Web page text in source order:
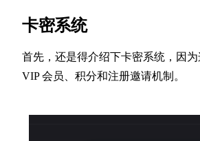
卡密系统
首先，还是得介绍下卡密系统，因
VIP 会员、积分和注册邀请机制。